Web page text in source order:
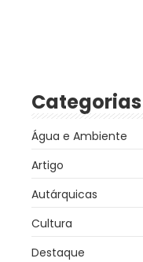
Categorias
Água e Ambiente
Artigo
Autárquicas
Cultura
Destaque